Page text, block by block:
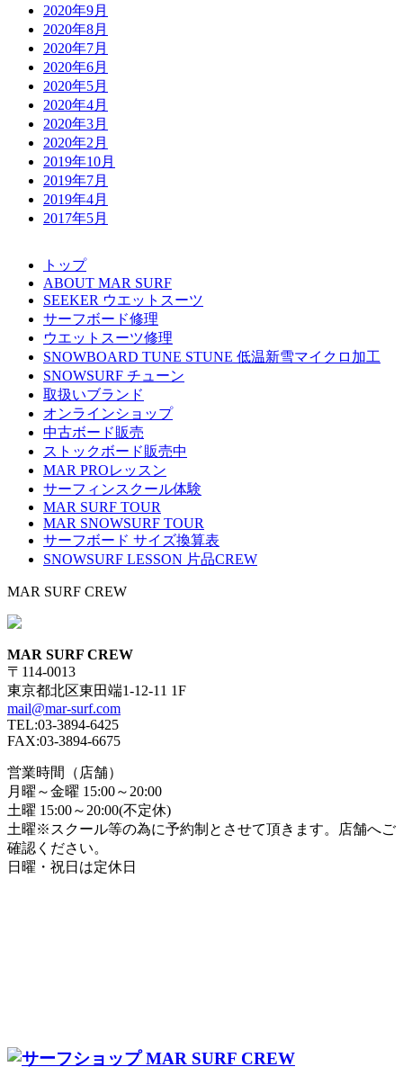
2020年9月
2020年8月
2020年7月
2020年6月
2020年5月
2020年4月
2020年3月
2020年2月
2019年10月
2019年7月
2019年4月
2017年5月
トップ
ABOUT MAR SURF
SEEKER ウエットスーツ
サーフボード修理
ウエットスーツ修理
SNOWBOARD TUNE STUNE 低温新雪マイクロ加工
SNOWSURF チューン
取扱いブランド
オンラインショップ
中古ボード販売
ストックボード販売中
MAR PROレッスン
サーフィンスクール体験
MAR SURF TOUR
MAR SNOWSURF TOUR
サーフボード サイズ換算表
SNOWSURF LESSON 片品CREW
MAR SURF CREW
MAR SURF CREW
〒114-0013
東京都北区東田端1-12-11 1F
mail@mar-surf.com
TEL:03-3894-6425
FAX:03-3894-6675
営業時間（店舗）
月曜～金曜 15:00～20:00
土曜 15:00～20:00(不定休)
土曜※スクール等の為に予約制とさせて頂きます。店舗へご
確認ください。
日曜・祝日は定休日